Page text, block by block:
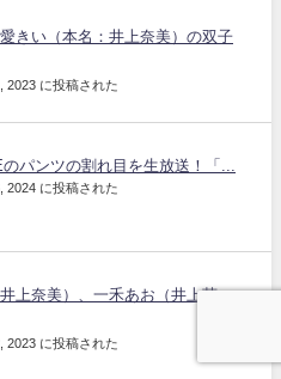
きい（本名：井上奈美）の双子
2023 に投稿された
のパンツの割れ目を生放送！「...
2024 に投稿された
上奈美）、一禾あお（井上茉
2023 に投稿された